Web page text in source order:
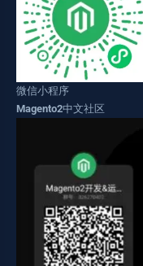
微信小程序
Magento2中文社区